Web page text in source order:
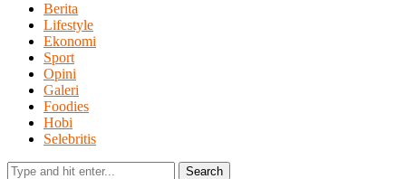
Berita
Lifestyle
Ekonomi
Sport
Opini
Galeri
Foodies
Hobi
Selebritis
Search